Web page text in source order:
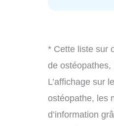
* Cette liste sur
de
L’affichage sur
ostéopathe, les
d’information